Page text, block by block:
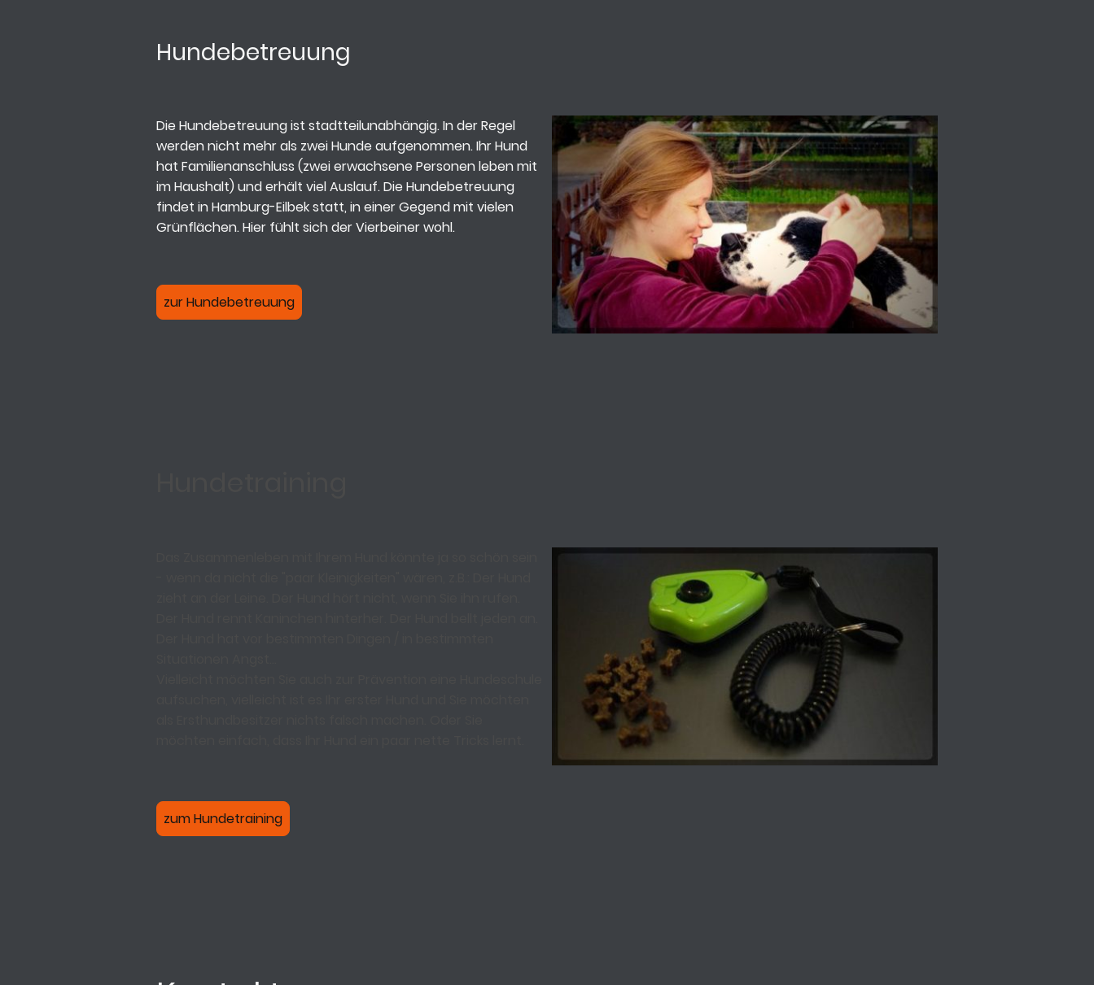
Hundebetreuung
Die Hundebetreuung ist stadtteilunabhängig. In der Regel
werden nicht mehr als zwei Hunde aufgenommen. Ihr Hund
hat Familienanschluss (zwei erwachsene Personen leben mit
im Haushalt) und erhält viel Auslauf. Die Hundebetreuung
findet in Hamburg-Eilbek statt, in einer Gegend mit vielen
Grünflächen. Hier fühlt sich der Vierbeiner wohl.
zur Hundebetreuung
zum Hundetraining